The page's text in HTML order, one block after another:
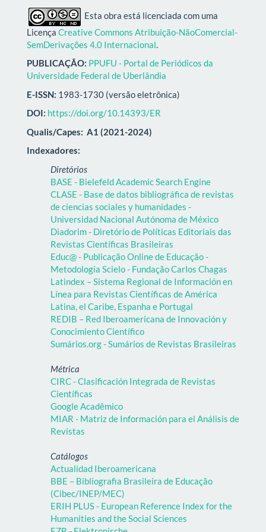
Esta obra está licenciada com uma
Licença Creative Commons Atribuição-NãoComercial-
SemDerivações 4.0 Internacional.
PUBLICAÇÃO: PPUFU - Portal de Periódicos da
Universidade Federal de Uberlândia
E-ISSN: 1983-1730 (versão eletrônica)
DOI: https://doi.org/10.14393/ER
Qualis/Capes: A1 (2021-2024)
Indexadores:
Diretórios
BASE - Bielefeld Academic Search Engine
CLASE - Base de datos bibliográfica de revistas
de ciencias sociales y humanidades -
Universidad Nacional Autónoma de México
Diadorim - Diretório de Políticas Editoriais das
Revistas Científicas Brasileiras
Educ@ - Publicação Online de Educação -
Metodologia Scielo - Fundação Carlos Chagas
Latindex – Sistema Regional de Información en
Línea para Revistas Científicas de América
Latina, el Caribe, Espanha e Portugal
REDIB – Red Iberoamericana de Innovación y
Conocimiento Científico
Sumários.org - Sumários de Revistas Brasileiras
Métrica
CIRC - Clasificación Integrada de Revistas
Científicas
Google Acadêmico
MIAR - Matriz de Información para el Análisis de
Revistas
Catálogos
Actualidad Iberoamericana
BBE – Bibliografia Brasileira de Educação
(Cibec/INEP/MEC)
ERIH PLUS - European Reference Index for the
Humanities and the Social Sciences